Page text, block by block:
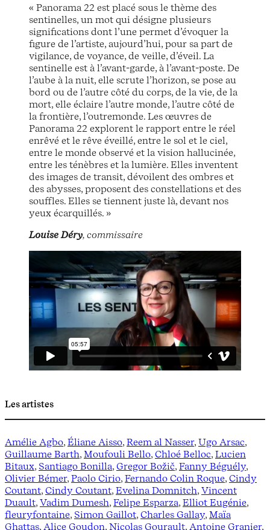
« Panorama 22 est placé sous le thème des
sentinelles, un mot qui désigne plusieurs
significations dont l’une permet d’évoquer la
figure de l’artiste, aujourd’hui, pour sa part de
vigilance, de voyance, de veille, d’éveil. La
sentinelle est à l’avant-garde, à l’avant-poste. De
l’aube à la nuit, elle scrute l’horizon, se pose au
bord ou de l’autre côté du corps, de la vie, de la
mort, elle éclaire l’autre monde, l’autre côté de
la frontière, l’outremonde. Les œuvres de
Panorama 22 explorent le rapport entre le réel
enrêvé et le rêve éveillé, entre le sol et le ciel,
entre le monde observé et la vision hallucinée,
entre les ténèbres et la lumière. Elles inventent
des images de transit, dévoilent des ombres et
des abysses, proposent des constellations et des
souffles. Elles se tiennent juste là, devant nos
yeux écarquillés. »
Louise Déry, commissaire
Les artistes
Amélie Agbo, Éliane Aisso, Reem al Nasser, Ugo Arsac,
Guillaume Barth, Moufouli Bello, Chloé Belloc, Lucien
Bitaux, Santiago Bonilla, Gregor Božič, Fanny Béguély,
Olivier Bémer, Paolo Cirio, Fernando Colin Roque, Cindy
Coutant, Cindy Coutant, Evelina Domnitch, Vincent
Duault, Vadim Dumesh, Felipe Esparza, Elliot Eugénie,
fleuryfontaine, Simon Gaillot, Charles Gallay, Maïa
Ghattas, Alice Goudon, Nicolas Gourault, Antoine Granier,